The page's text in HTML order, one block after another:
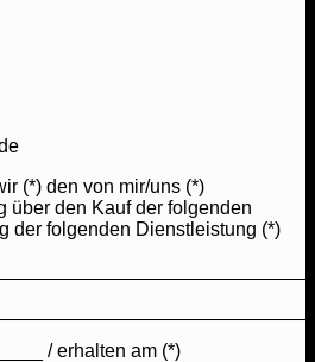
(*) den von mir/uns (*)
über den Kauf der folgenden
der folgenden Dienstleistung (*)
/ erhalten am (*)